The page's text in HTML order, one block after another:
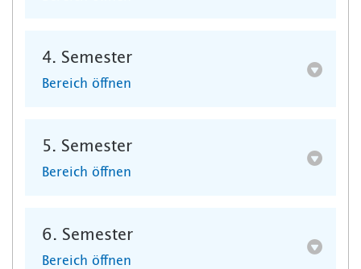
4. Semester
Bereich öffnen
5. Semester
Bereich öffnen
6. Semester
Bereich öffnen